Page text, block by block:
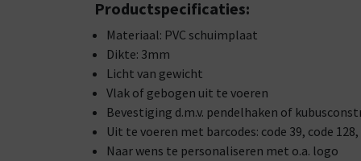
Productspecificaties:
Materiaal: PVC schuimplaat
Dikte: 3mm
Licht van gewicht
Vlak of gebogen uit te voeren
Bevestiging d.m.v. pendelhaken of
Uit te voeren met barcodes: code 39, code 128,
Naar wens te personaliseren met o.a. logo